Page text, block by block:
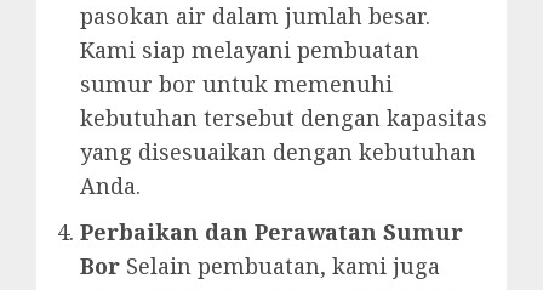
pasokan air dalam jumlah besar.
Kami siap melayani pembuatan
sumur bor untuk memenuhi
kebutuhan tersebut dengan kapasitas
yang disesuaikan dengan kebutuhan
Anda.
Perbaikan dan Perawatan Sumur
Bor Selain pembuatan, kami juga